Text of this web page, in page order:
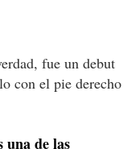
fue un debut
con el pie derecho
de las